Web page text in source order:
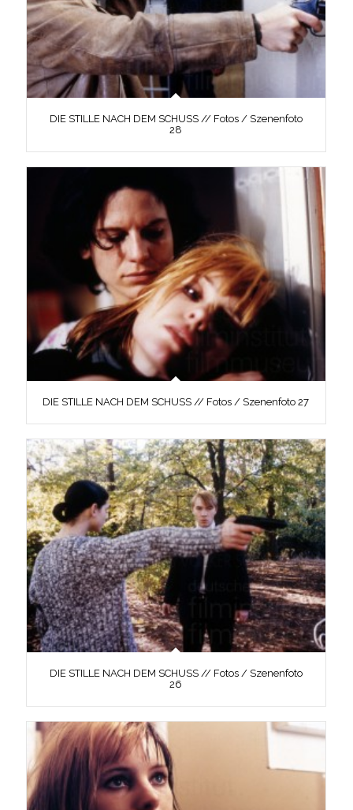
DIE STILLE NACH DEM SCHUSS // Fotos / Szenenfoto
28
DIE STILLE NACH DEM SCHUSS // Fotos / Szenenfoto 27
DIE STILLE NACH DEM SCHUSS // Fotos / Szenenfoto
26